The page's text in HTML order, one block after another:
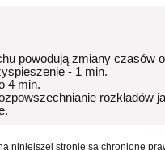
powodują zmiany czasów
- 1 min.
4 min.
rozkładów
niniejszej stronie są chronione